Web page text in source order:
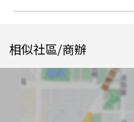
相似社區/商辦